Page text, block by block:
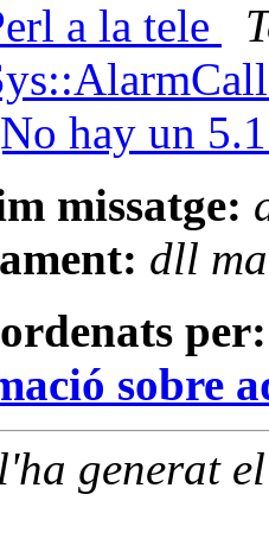
a la tele
hay un
missatge:
dll
per:
sobre
generat